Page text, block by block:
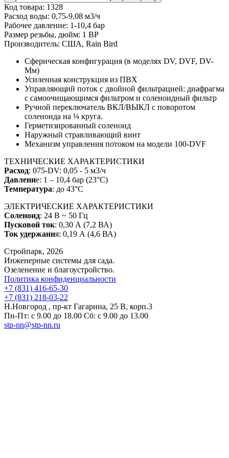
Код товара: 1328
Расход воды: 0,75-9,08 м3/ч
Рабочее давление: 1-10,4 бар
Размер резьбы, дюйм: 1 ВР
Производитель: США, Rain Bird
Сферическая конфигурация (в моделях DV, DVF, DV-
Мм)
Усиленная конструкция из ПВХ
Управляющий поток с двойной фильтрацией: диафрагма
с самоочищающимся фильтром и соленоидный фильтр
Ручной переключатель ВКЛ/ВЫКЛ с поворотом
соленоида на ¼ круга.
Герметизированный соленоид
Наружный стравливающий винт
Механизм управления потоком на модели 100-DVF
ТЕХНИЧЕСКИЕ ХАРАКТЕРИСТИКИ
Расход: 075-DV: 0,05 - 5 м3/ч
Давление: 1 – 10,4 бар (23°С)
Температура: до 43°С
ЭЛЕКТРИЧЕСКИЕ ХАРАКТЕРИСТИКИ
Соленоид: 24 В ~ 50 Гц
Пусковой ток: 0,30 А (7,2 ВА)
Ток удержания: 0,19 А (4,6 ВА)
Стройпарк, 2026
Инженерные системы для сада.
Озеленение и благоустройство.
Политика конфиденциальности
+7 (831) 416-65-30
+7 (831) 218-03-22
Н.Новгород , пр-кт Гагарина, 25 В, корп.3
Пн-Пт: с 9.00 до 18.00 Сб: с 9.00 до 13.00
stp-nn@stp-nn.ru